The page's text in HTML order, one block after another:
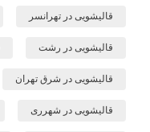
قالیشویی در تهرانسر
قالیشویی در رشت
قالیشویی در شرق تهران
قالیشویی در شهرری